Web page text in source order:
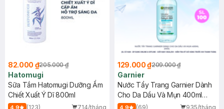
82.000 ₫205.000 ₫
Hatomugi
Sữa Tắm Hatomugi Dưỡng Ẩm
Chiết Xuất Ý Dĩ 800ml
4.9 (123)
714/tháng
129.000 ₫209.000 ₫
Garnier
Nước Tẩy Trang Garnier Dành
Cho Da Dầu Và Mụn 400ml
(Mới)
4.9 (69)
935/tháng